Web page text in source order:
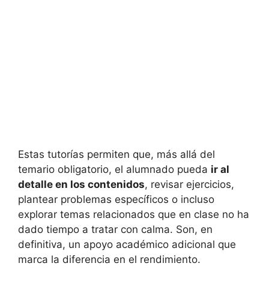
Estas tutorías permiten que, más allá del
temario obligatorio, el alumnado pueda ir al
detalle en los contenidos, revisar ejercicios,
plantear problemas específicos o incluso
explorar temas relacionados que en clase no ha
dado tiempo a tratar con calma. Son, en
definitiva, un apoyo académico adicional que
marca la diferencia en el rendimiento.